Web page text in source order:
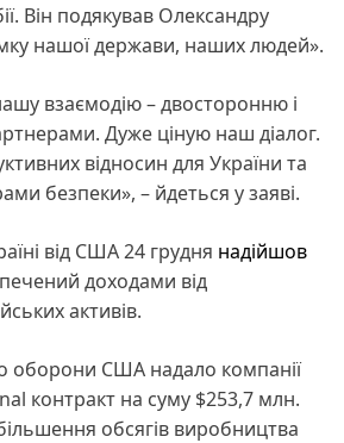
Він подякував Олександру
нашої держави, наших людей».
взаємодію – двосторонню і
Дуже ціную наш діалог.
відносин для України та
безпеки», – йдеться у заяві.
від США 24 грудня надійшов
доходами від
активів.
оборони США надало компанії
контракт на суму $253,7 млн.
обсягів виробництва